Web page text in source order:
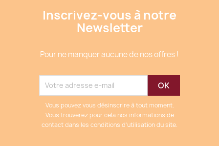
Inscrivez-vous à notre
Newsletter
Pour ne manquer aucune de nos offres !
Vous pouvez vous désinscrire à tout moment.
Vous trouverez pour cela nos informations de
contact dans les conditions d'utilisation du site.